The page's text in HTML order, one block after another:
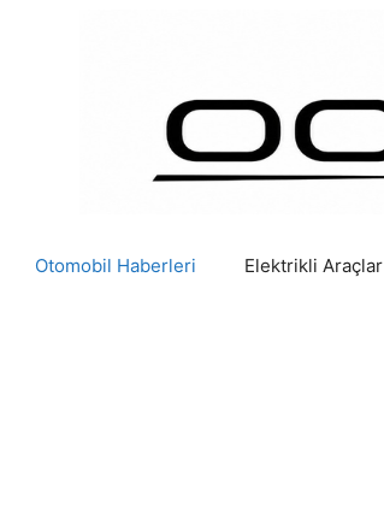
Otomobil Haberleri Elektrikli Araçlar